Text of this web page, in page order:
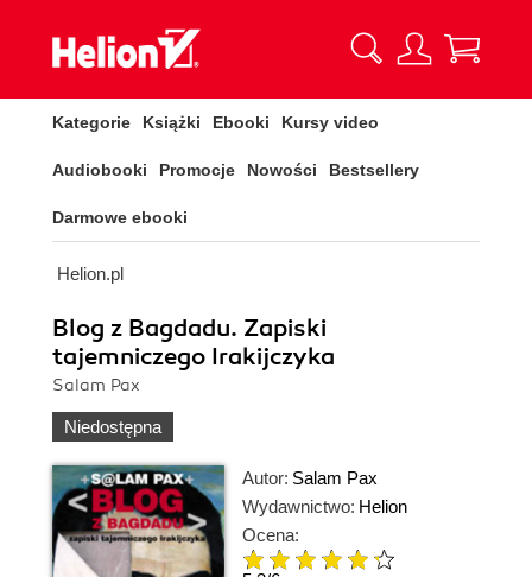
Kategorie Książki Ebooki Kursy video
Audiobooki Promocje Nowości Bestsellery
Darmowe ebooki
Helion.pl
Blog z Bagdadu. Zapiski
tajemniczego Irakijczyka
Salam Pax
Niedostępna
Autor: Salam Pax
Wydawnictwo: Helion
Ocena: